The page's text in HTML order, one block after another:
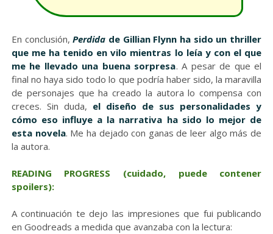
En conclusión,Perdida de Gillian Flynn ha sido un thriller
que me ha tenido en vilo mientras lo leía y con el que
me he llevado una buena sorpresa. A pesar de que el
final no haya sido todo lo que podría haber sido, la maravilla
de personajes que ha creado la autora lo compensa con
creces. Sin duda, el diseño de sus personalidades y
cómo eso influye a la narrativa ha sido lo mejor de
esta novela. Me ha dejado con ganas de leer algo más de
la autora.
READING PROGRESS (cuidado, puede contener
spoilers):
A continuación te dejo las impresiones que fui publicando
en Goodreads a medida que avanzaba con la lectura: